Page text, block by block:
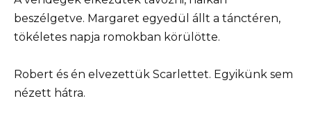
beszélgetve. Margaret egyedül állt a tánctéren,
tökéletes napja romokban körülötte.
Robert és én elvezettük Scarlettet. Egyikünk sem
nézett hátra.